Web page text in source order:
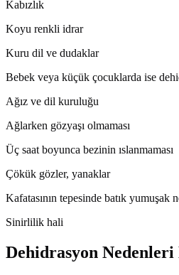
Kabızlık
Koyu renkli idrar
Kuru dil ve dudaklar
Bebek veya küçük çocuklarda ise
Ağız ve dil kuruluğu
Ağlarken gözyaşı olmaması
Üç saat boyunca bezinin ıslanmaması
Çökük gözler, yanaklar
Kafatasının tepesinde batık yumuşak
Sinirlilik hali
Dehidrasyon